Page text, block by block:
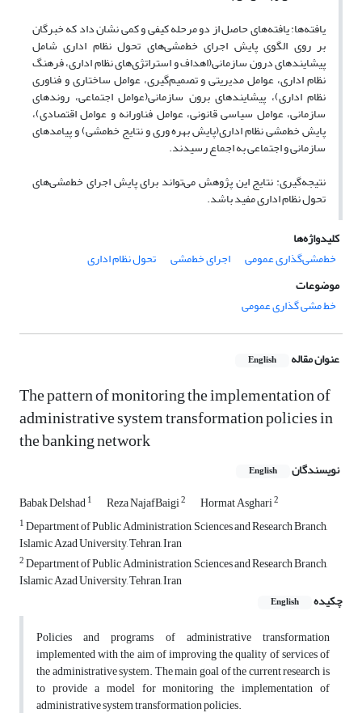
یافته‌ها: یافته‌های حاصل از دو مرحله کیفی و کمی نشان داد که خبرگان
بر روی الگوی پایش اجرای خط‌مشی‌های تحول نظام اداری شامل
پیشایندهای درون سازمانی(اهداف و استراتژی‌های نظام اداری، فرهنگ
نظام اداری، عوامل مدیریتی و تصمیم‌گیری، عوامل ساختاری و فناوری
نظام اداری)، پیشایندهای برون سازمانی(عوامل اجتماعی، روندهای
سازمانی، عوامل سیاسی قانونی، عوامل فناورانه و عوامل اقتصادی)،
پایش خط‌مشی نظام اداری(پایش بهره وری و نتایج خط‌مشی) و پیامدهای
سازمانی و اجتماعی به اجماع رسیدند.
نتیجه‌گیری: نتایج این پژوهش می‌تواند برای پایش اجرای خط‌مشی‌های
تحول نظام اداری مفید باشد.
کلیدواژه‌ها
خط‌مشی‌گذاری عمومی
اجرای خط‌مشی
تحول نظام اداری
موضوعات
خط مشی گذاری عمومی
عنوان مقاله English
The pattern of monitoring the implementation of
administrative system transformation policies in
the banking network
نویسندگان English
Babak Delshad1 Reza NajafBaigi2 Hormat Asghari2
1Department of Public Administration, Sciences and Research Branch,
Islamic Azad University, Tehran, Iran
2Department of Public Administration, Sciences and Research Branch,
Islamic Azad University, Tehran, Iran
چکیده
English
Policies and programs of administrative transformation
implemented with the aim of improving the quality of services of
the administrative system. The main goal of the current research is
to provide a model for monitoring the implementation of
administrative system transformation policies.